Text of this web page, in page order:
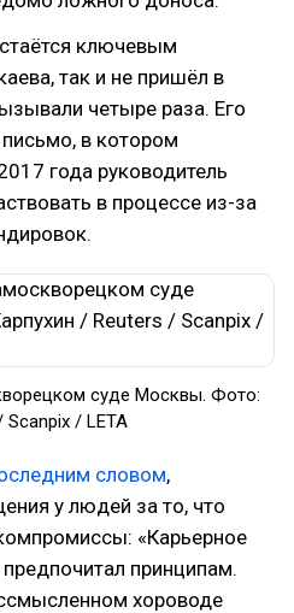
ключевым
так и не пришёл в
четыре раза. Его
в котором
года руководитель
в процессе из-за
суде Москвы. Фото:
Scanpix / LETA
словом,
у людей за то, что
«Карьерное
принципам.
хороводе